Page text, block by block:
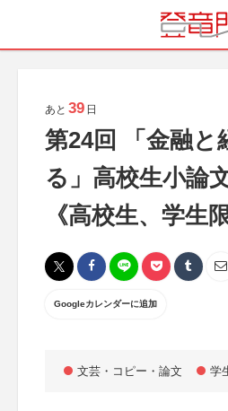
あと 39 日
第24回 「金融と
る」高校生小論
《高校生、学生
Googleカレンダーに追加
文芸・コピー・論文 学